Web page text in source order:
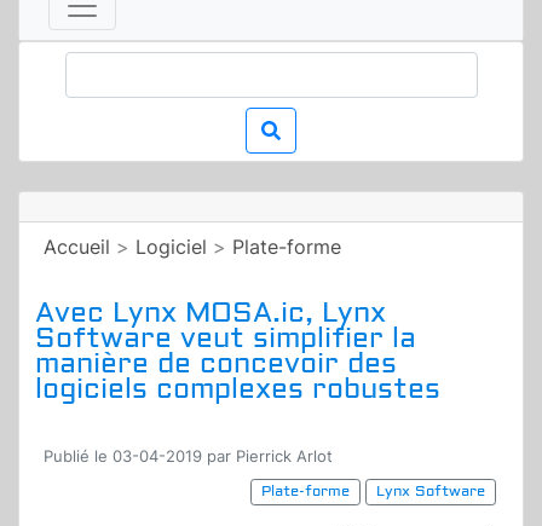
Accueil > Logiciel > Plate-forme
Avec Lynx MOSA.ic, Lynx
Software veut simplifier la
manière de concevoir des
logiciels complexes robustes
Publié le 03-04-2019 par Pierrick Arlot
Plate-forme
Lynx Software